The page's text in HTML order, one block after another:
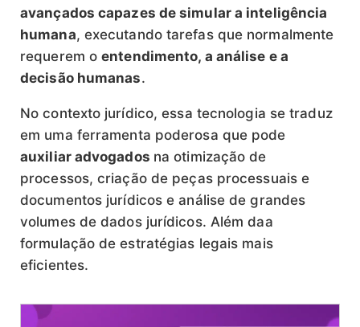
avançados capazes de simular a inteligência
humana, executando tarefas que normalmente
requerem oentendimento, a análise e a
decisão humanas.
No contexto jurídico, essa tecnologia se traduz
em uma ferramenta poderosa que pode
auxiliar advogados na otimização de
processos, criação de peças processuais e
documentos jurídicos e análise de grandes
volumes de dados jurídicos. Além daa
formulação de estratégias legais mais
eficientes.